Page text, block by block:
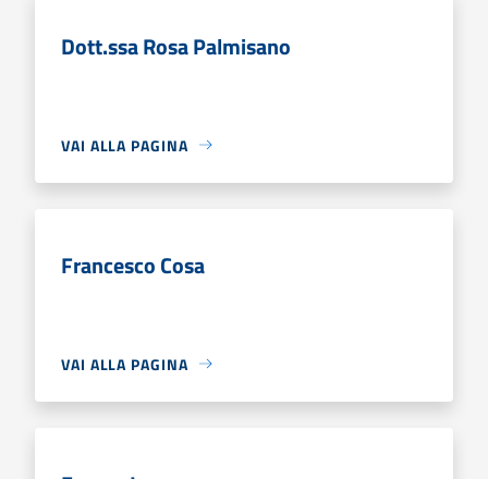
Dott.ssa Rosa Palmisano
VAI ALLA PAGINA
Francesco Cosa
VAI ALLA PAGINA